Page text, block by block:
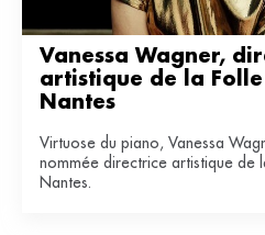
Vanessa Wagner,
artistique de la
Nantes
Virtuose du piano, Vanessa
nommée directrice artistique de
Nantes.